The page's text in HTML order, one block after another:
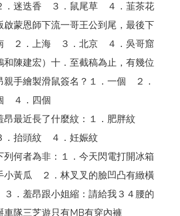
．迷迭香 ３．鼠尾草 ４．韮茶花
啟蒙恩師下流一哥王公到尾，最後下
２．上海 ３．北京 ４．吳哥窟
和陳建宏）十．至截稿為止，有幾位
親手繪製滑鼠簽名？１．一個 ２．
４．四個
昂最近長了什麼紋：１．肥胖紋
．抬頭紋 ４．妊娠紋
列何者為非：１．今天閃電打開冰箱
小黃瓜 ２．林叉叉的臉凹凸有緻橫
．羞昂跟小姐縮：請給我３４腰的
隊三芝遊只有MB有穿內褲